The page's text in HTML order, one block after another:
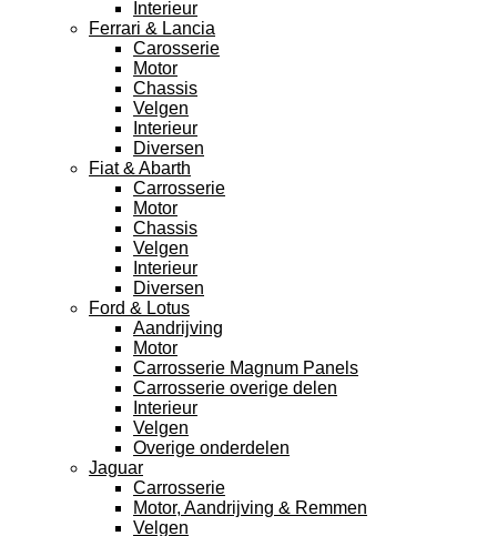
Interieur
Ferrari & Lancia
Carosserie
Motor
Chassis
Velgen
Interieur
Diversen
Fiat & Abarth
Carrosserie
Motor
Chassis
Velgen
Interieur
Diversen
Ford & Lotus
Aandrijving
Motor
Carrosserie Magnum Panels
Carrosserie overige delen
Interieur
Velgen
Overige onderdelen
Jaguar
Carrosserie
Motor, Aandrijving & Remmen
Velgen